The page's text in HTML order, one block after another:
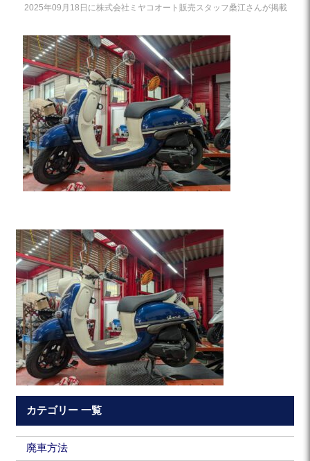
2025年09月18日に株式会社ミヤコオート販売スタッフ桑江さんが掲載
カテゴリー 一覧
廃車方法